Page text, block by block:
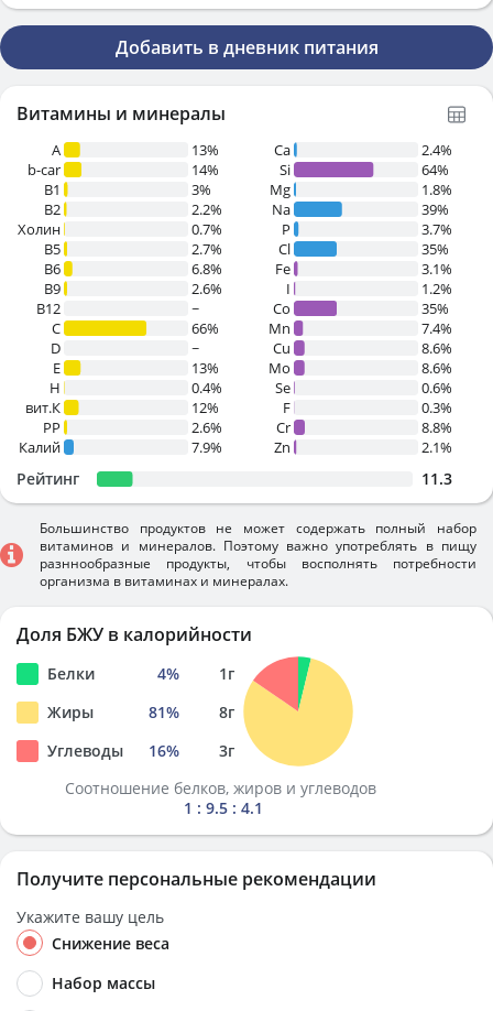
Добавить в дневник питания
Витамины и минералы
A
13%
b-car
14%
В1
3%
B2
2.2%
Холин
0.7%
B5
2.7%
B6
6.8%
B9
2.6%
B12
~
C
66%
D
~
E
13%
H
0.4%
вит.К
12%
PP
2.6%
Калий
7.9%
Ca
2.4%
Si
64%
Mg
1.8%
Na
39%
P
3.7%
Cl
35%
Fe
3.1%
I
1.2%
Co
35%
Mn
7.4%
Cu
8.6%
Mo
8.6%
Se
0.6%
F
0.3%
Cr
8.8%
Zn
2.1%
Рейтинг 11.3
Большинство продуктов не может содержать полный набор
витаминов и минералов. Поэтому важно употреблять в пищу
разннообразные продукты, чтобы восполнять потребности
организма в витаминах и минералах.
Доля БЖУ в калорийности
Белки 4% 1г
Жиры
81% 8г
Углеводы
16% 3г
Соотношение белков, жиров и углеводов
1 : 9.5 : 4.1
Получите персональные рекомендации
Укажите вашу цель
Снижение веса
Набор массы